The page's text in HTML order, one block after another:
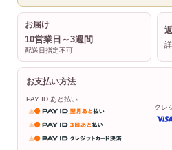
お届け
10営業日～3週間
配送日指定不可
お支払い方法
PAY ID あと払い
クレ